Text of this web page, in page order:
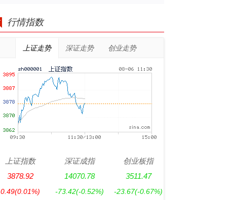
行情指数
上证走势 深证走势 创业走势
上证指数
3878.92
0.49(0.01%)
深证成指
14070.78
-73.42(-0.52%)
创业板指
3511.47
-23.67(-0.67%)